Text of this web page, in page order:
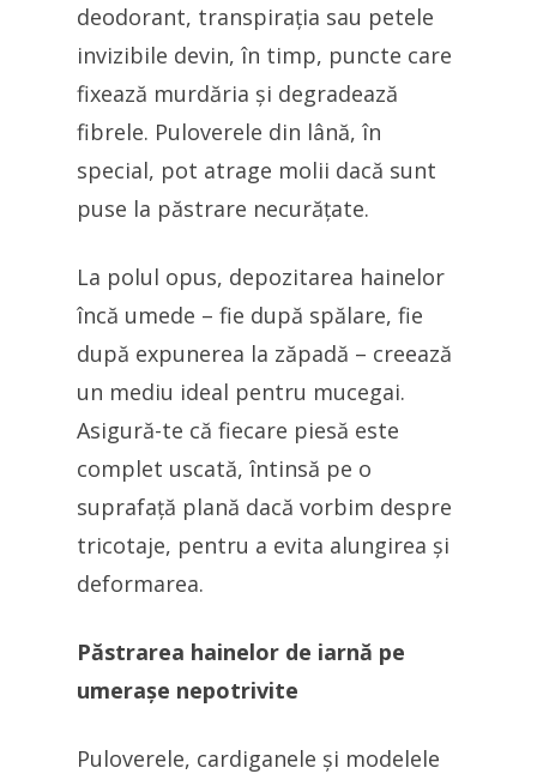
deodorant, transpirația sau petele
invizibile devin, în timp, puncte care
fixează murdăria și degradează
fibrele. Puloverele din lână, în
special, pot atrage molii dacă sunt
puse la păstrare necurățate.
La polul opus, depozitarea hainelor
încă umede – fie după spălare, fie
după expunerea la zăpadă – creează
un mediu ideal pentru mucegai.
Asigură-te că fiecare piesă este
complet uscată, întinsă pe o
suprafață plană dacă vorbim despre
tricotaje, pentru a evita alungirea și
deformarea.
Păstrarea hainelor de iarnă pe
umerașe nepotrivite
Puloverele, cardiganele și modelele